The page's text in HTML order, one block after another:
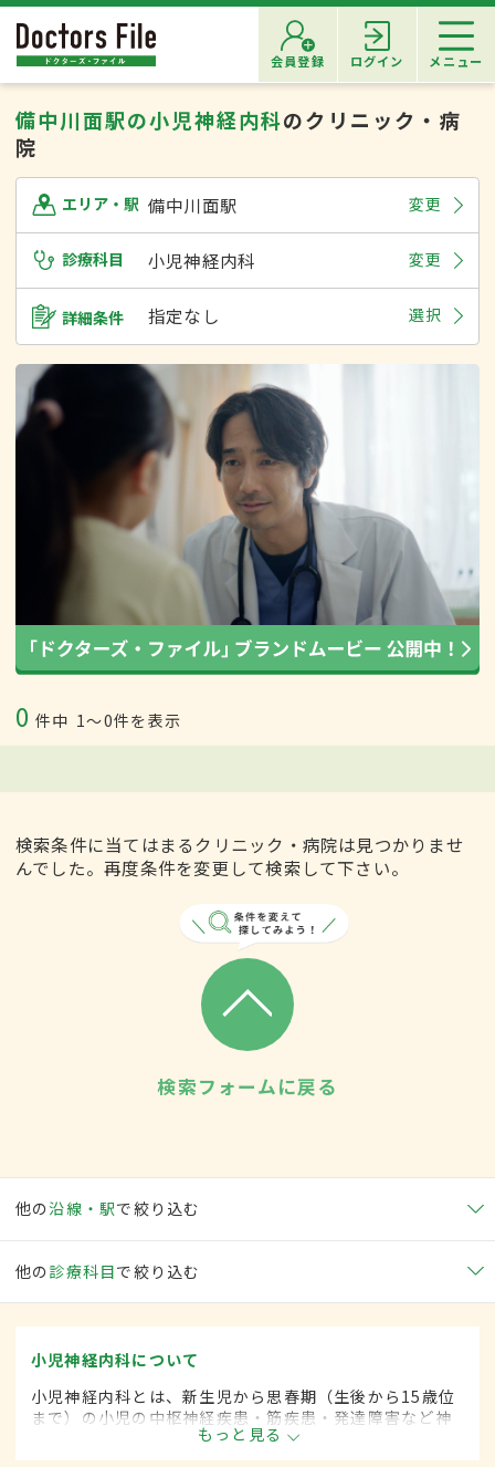
会員登録 ログイン メニュー
備中川面駅の小児神経内科のクリニック・病
院
エリア・駅 備中川面駅 変更
診療科目 小児神経内科 変更
詳細条件 指定なし 選択
0 件中 1〜0件を表示
検索条件に当てはまるクリニック・病院は見つかりませ
んでした。再度条件を変更して検索して下さい。
検索フォームに戻る
他の沿線・駅で絞り込む
他の 診療科目で絞り込む
小児神経内科について
小児神経内科とは、新生児から思春期（生後から15歳位
まで）の小児の中枢神経疾患・筋疾患・発達障害など神
経疾患を専門的に取り扱う内科の一領域です。平成20年
4月の制度改正前は、小児神経科と呼ばれていました。
もっと見る